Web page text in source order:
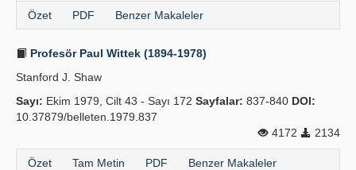
Özet PDF Benzer Makaleler
Profesör Paul Wittek (1894-1978)
Stanford J. Shaw
Sayı: Ekim 1979, Cilt 43 - Sayı 172 Sayfalar: 837-840 DOI:
10.37879/belleten.1979.837
4172
2134
Özet Tam Metin PDF Benzer Makaleler